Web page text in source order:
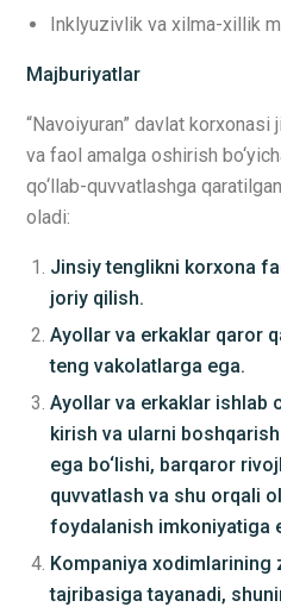
Inklyuzivlik va xilma-xillik
Majburiyatlar
“Navoiyuran” davlat
va faol amalga oshirish
qo‘llab-quvvatlashga
oladi:
Jinsiy tenglikni korxona
joriy qilish.
Ayollar va erkaklar qaror
teng vakolatlarga ega.
Ayollar va erkaklar ishlab
kirish va ularni
ega bo‘lishi, barqaror
quvvatlash va shu orqali
foydalanish imkoniyatiga
Kompaniya xodimlarining
tajribasiga tayanadi,